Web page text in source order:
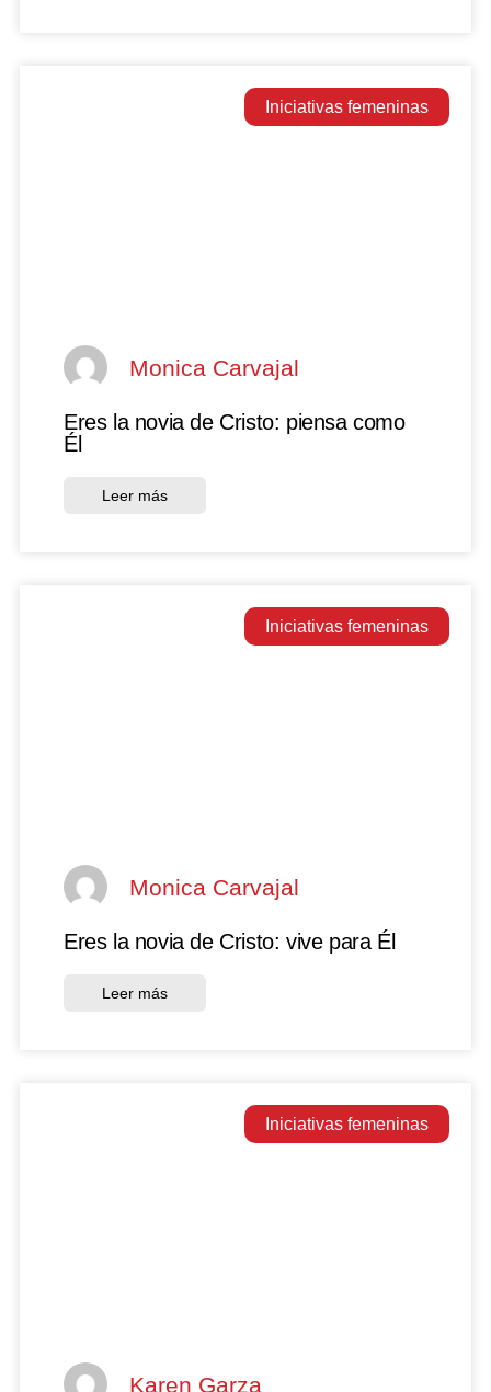
Iniciativas femeninas
Monica Carvajal
Eres la novia de Cristo: piensa como
Él
Leer más
Iniciativas femeninas
Monica Carvajal
Eres la novia de Cristo: vive para Él
Leer más
Iniciativas femeninas
Karen Garza